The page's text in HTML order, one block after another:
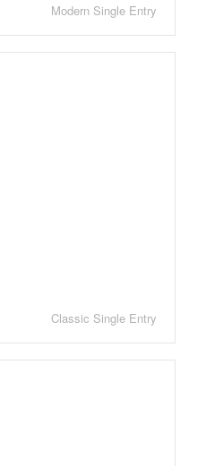
Modern Single Entry
Classic Single Entry